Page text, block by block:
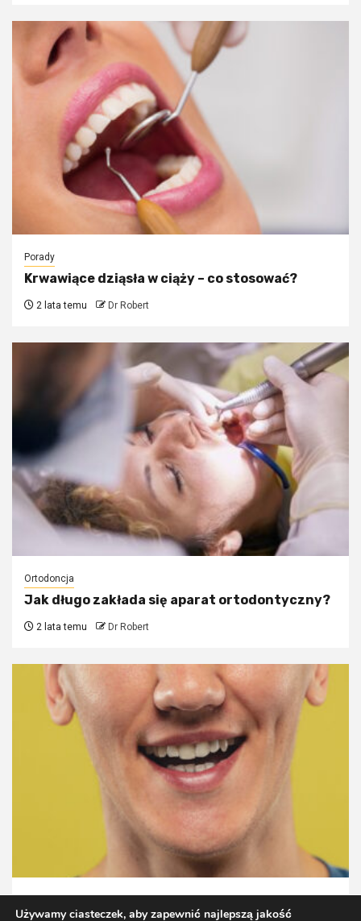
Porady
Krwawiące dziąsła w ciąży – co stosować?
2 lata temu Dr Robert
Ortodoncja
Jak długo zakłada się aparat ortodontyczny?
2 lata temu Dr Robert
Używamy ciasteczek, aby zapewnić najlepszą jakość